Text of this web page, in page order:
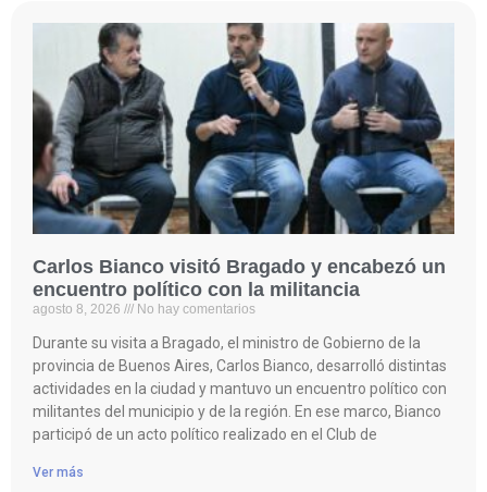
Carlos Bianco visitó Bragado y encabezó un
encuentro político con la militancia
agosto 8, 2026 No hay comentarios
Durante su visita a Bragado, el ministro de Gobierno de la
provincia de Buenos Aires, Carlos Bianco, desarrolló distintas
actividades en la ciudad y mantuvo un encuentro político con
militantes del municipio y de la región. En ese marco, Bianco
participó de un acto político realizado en el Club de
Ver más